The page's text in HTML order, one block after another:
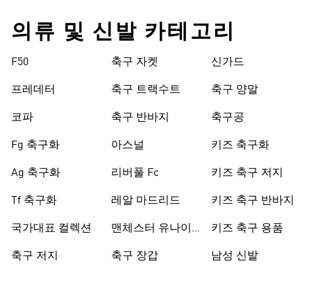
의류 및 신발 카테고리
F50
프레데터
코파
Fg 축구화
Ag 축구화
Tf 축구화
국가대표 컬렉션
축구 저지
축구 자켓
축구 트랙수트
축구 반바지
아스널
리버풀 Fc
레알 마드리드
맨체스터 유나이
축구 장갑
신가드
축구 양말
축구공
키즈 축구화
키즈 축구 저지
키즈 축구 반바지
키즈 축구 용품
남성 신발